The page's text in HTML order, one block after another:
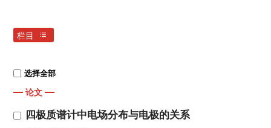
栏目
选择全部
论文
四极质谱计中电场分布与电极的关系